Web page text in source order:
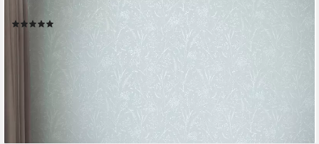
Design
32,95 €
lieferbar - in 4-5 Werktagen bei dir